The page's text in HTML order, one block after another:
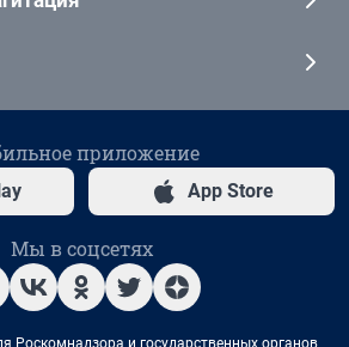
приложение
App Store
Мы в соцсетях
Роскомнадзора и государственных органов